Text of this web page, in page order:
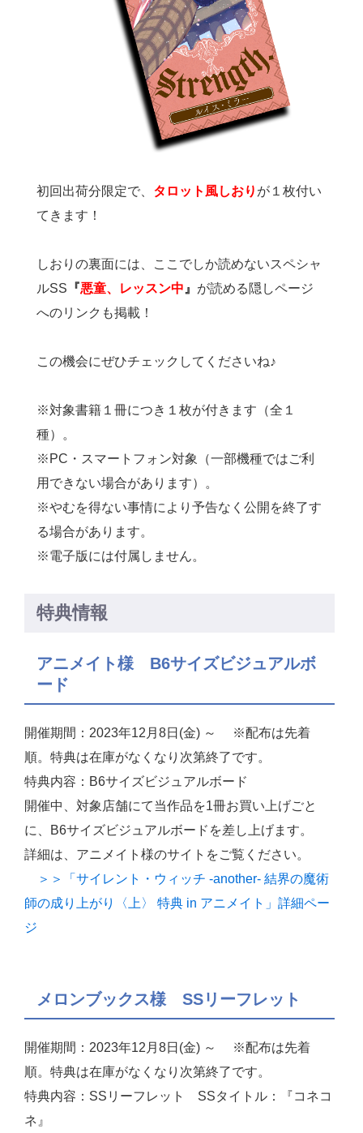
初回出荷分限定で、 タロット風しおり が１枚付い
てきます！
しおりの裏面には、ここでしか読めないスペシャ
ルSS 『悪童、レッスン中 』 が読める隠しページ
へのリンクも掲載！
この機会にぜひチェックしてくださいね♪
※対象書籍１冊につき１枚が付きます（全１
種）。
※PC・スマートフォン対象（一部機種ではご利
用できない場合があります）。
※やむを得ない事情により予告なく公開を終了す
る場合があります。
※電子版には付属しません。
特典情報
アニメイト様 B6サイズビジュアルボ
ード
開催期間：2023年12月8日(金) ～ ※配布は先着
順。特典は在庫がなくなり次第終了です。
特典内容：B6サイズビジュアルボード
開催中、対象店舗にて当作品を1冊お買い上げごと
に、B6サイズビジュアルボードを差し上げます。
詳細は、アニメイト様のサイトをご覧ください。
＞＞「サイレント・ウィッチ -another- 結界の魔術
師の成り上がり〈上〉 特典 in アニメイト」詳細ペー
ジ
メロンブックス様 SSリーフレット
開催期間：2023年12月8日(金) ～ ※配布は先着
順。特典は在庫がなくなり次第終了です。
特典内容：SSリーフレット SSタイトル：『コネコ
ネ』